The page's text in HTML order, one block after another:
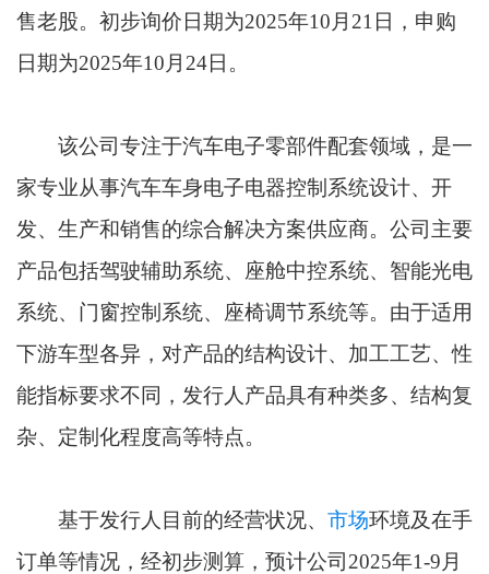
售老股。初步询价日期为2025年10月21日，申购
日期为2025年10月24日。
该公司专注于汽车电子零部件配套领域，是一
家专业从事汽车车身电子电器控制系统设计、开
发、生产和销售的综合解决方案供应商。公司主要
产品包括驾驶辅助系统、座舱中控系统、智能光电
系统、门窗控制系统、座椅调节系统等。由于适用
下游车型各异，对产品的结构设计、加工工艺、性
能指标要求不同，发行人产品具有种类多、结构复
杂、定制化程度高等特点。
基于发行人目前的经营状况、 市场环境及在手
订单等情况，经初步测算，预计公司2025年1-9月